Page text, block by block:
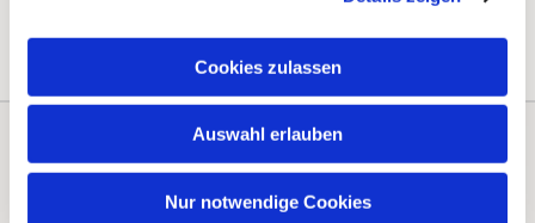
Cookies zulassen
Auswahl erlauben
Nur notwendige Cookies
Kalender